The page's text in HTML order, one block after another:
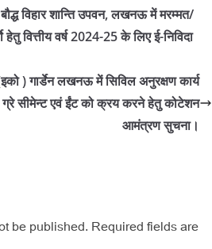
विहार शान्ति उपवन, लखनऊ में मरम्मत/
हेतु वित्तीय वर्ष 2024-25 के लिए ई-निविदा
) गार्डेन लखनऊ में सिविल अनुरक्षण कार्य
ग्रे सीमेन्ट एवं ईंट को क्रय करने हेतु कोटेशन
आमंत्रण सुचना।
be published. Required fields are